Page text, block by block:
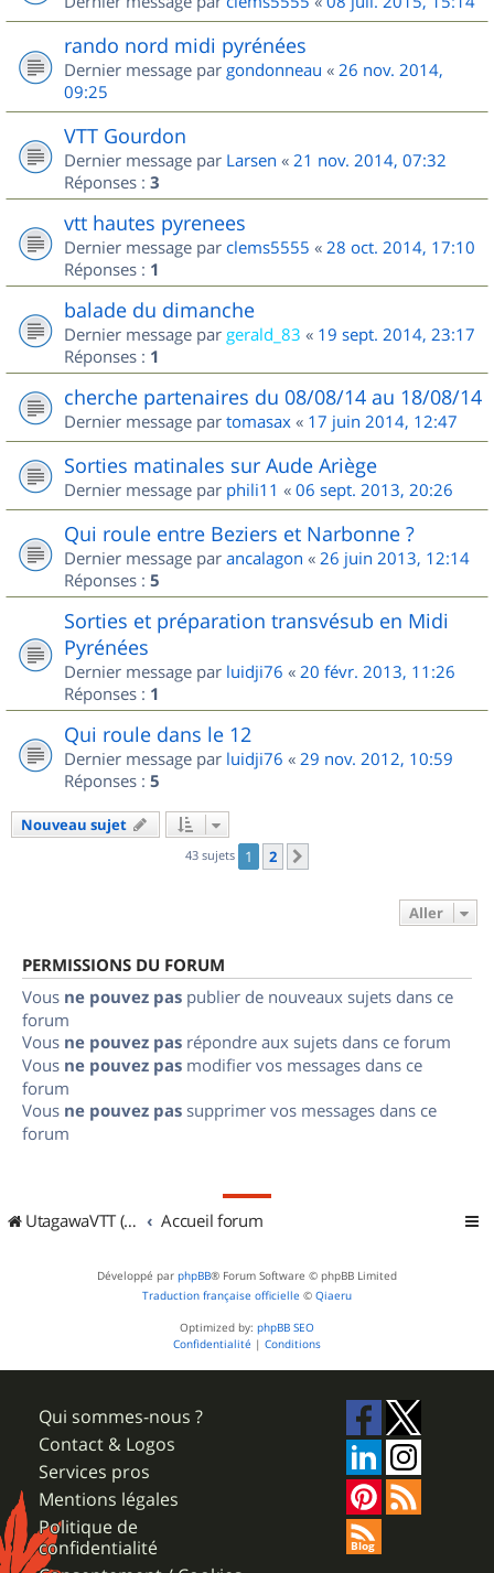
rando nord midi pyrénées
Dernier message par gondonneau « 26 nov. 2014,
09:25
VTT Gourdon
Dernier message par Larsen « 21 nov. 2014, 07:32
Réponses : 3
vtt hautes pyrenees
Dernier message par clems5555 « 28 oct. 2014, 17:10
Réponses : 1
balade du dimanche
Dernier message par gerald_83 « 19 sept. 2014, 23:17
Réponses : 1
cherche partenaires du 08/08/14 au 18/08/14
Dernier message par tomasax « 17 juin 2014, 12:47
Sorties matinales sur Aude Ariège
Dernier message par phili11 « 06 sept. 2013, 20:26
Qui roule entre Beziers et Narbonne ?
Dernier message par ancalagon « 26 juin 2013, 12:14
Réponses : 5
Sorties et préparation transvésub en Midi
Pyrénées
Dernier message par luidji76 « 20 févr. 2013, 11:26
Réponses : 1
Qui roule dans le 12
Dernier message par luidji76 « 29 nov. 2012, 10:59
Réponses : 5
Nouveau sujet
43 sujets 1 2
Aller
PERMISSIONS DU FORUM
Vous ne pouvez pas publier de nouveaux sujets dans ce
forum
Vous ne pouvez pas répondre aux sujets dans ce forum
Vous ne pouvez pas modifier vos messages dans ce
forum
Vous ne pouvez pas supprimer vos messages dans ce
forum
UtagawaVTT (Randos VTT et VTTAE avec traces GPS) Accueil forum
Développé par phpBB® Forum Software © phpBB Limited
Traduction française officielle © Qiaeru
Optimized by: phpBB SEO
Confidentialité | Conditions
Qui sommes-nous ?
Contact & Logos
Services pros
Mentions légales
Politique de
confidentialité